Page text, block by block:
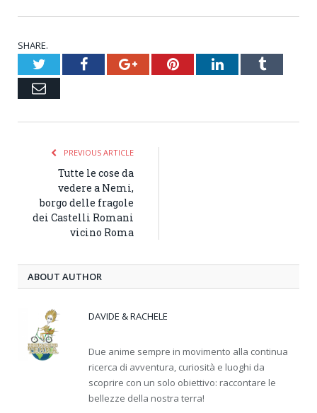
SHARE.
TwitterFacebookGoogle+PinterestLinkedInTumblr
Email
PREVIOUS ARTICLE
Tutte le cose da
vedere a Nemi,
borgo delle fragole
dei Castelli Romani
vicino Roma
ABOUT AUTHOR
DAVIDE & RACHELE
Due anime sempre in movimento alla continua
ricerca di avventura, curiosità e luoghi da
scoprire con un solo obiettivo: raccontare le
bellezze della nostra terra!